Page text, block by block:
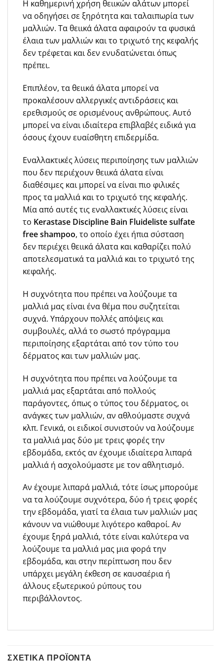
Η καθημερινή χρήση θειικών αλάτων μπορεί
να οδηγήσει σε ξηρότητα και ταλαιπωρία των
μαλλιών. Τα θειικά άλατα αφαιρούν τα φυσικά
έλαια των μαλλιών και το τριχωτό της κεφαλής
δεν τρέφεται και δεν ενυδατώνεται όπως
πρέπει.
Επιπλέον, τα θειικά άλατα μπορεί να
προκαλέσουν αλλεργικές αντιδράσεις και
ερεθισμούς σε ορισμένους ανθρώπους. Αυτό
μπορεί να είναι ιδιαίτερα επιβλαβές ειδικά για
όσους έχουν ευαίσθητη επιδερμίδα.
Εναλλακτικές λύσεις περιποίησης των μαλλιών
που δεν περιέχουν θειικά άλατα είναι
διαθέσιμες και μπορεί να είναι πιο φιλικές
προς τα μαλλιά και το τριχωτό της κεφαλής.
Μία από αυτές τις εναλλακτικές λύσεις είναι
το Kerastase Discipline Bain Fluideliste sulfate
free shampoo, το οποίο έχει ήπια σύσταση
δεν περιέχει θειικά άλατα και καθαρίζει πολύ
αποτελεσματικά τα μαλλιά και το τριχωτό της
κεφαλής.
Η συχνότητα που πρέπει να λούζουμε τα
μαλλιά μας είναι ένα θέμα που συζητείται
συχνά. Υπάρχουν πολλές απόψεις και
συμβουλές, αλλά το σωστό πρόγραμμα
περιποίησης εξαρτάται από τον τύπο του
δέρματος και των μαλλιών μας.
Η συχνότητα που πρέπει να λούζουμε τα
μαλλιά μας εξαρτάται από πολλούς
παράγοντες, όπως ο τύπος του δέρματος, οι
ανάγκες των μαλλιών, αν αθλούμαστε συχνά
κλπ. Γενικά, οι ειδικοί συνιστούν να λούζουμε
τα μαλλιά μας δύο με τρεις φορές την
εβδομάδα, εκτός αν έχουμε ιδιαίτερα λιπαρά
μαλλιά ή ασχολούμαστε με τον αθλητισμό.
Αν έχουμε λιπαρά μαλλιά, τότε ίσως μπορούμε
να τα λούζουμε συχνότερα, δύο ή τρεις φορές
την εβδομάδα, γιατί τα έλαια των μαλλιών μας
κάνουν να νιώθουμε λιγότερο καθαροί. Αν
έχουμε ξηρά μαλλιά, τότε είναι καλύτερα να
λούζουμε τα μαλλιά μας μια φορά την
εβδομάδα, και στην περίπτωση που δεν
υπάρχει μεγάλη έκθεση σε καυσαέρια ή
άλλους εξωτερικού ρύπους του
περιβάλλοντος.
ΣΧΕΤΙΚΆ ΠΡΟΪΌΝΤΑ